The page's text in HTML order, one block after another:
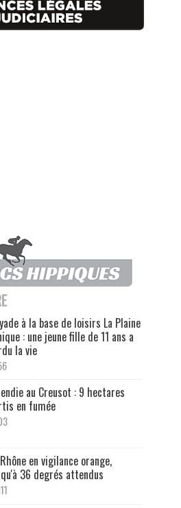
à la base de loisirs La Plaine
: une jeune fille de 11 ans a
la vie
au Creusot : 9 hectares
en fumée
en vigilance orange,
36 degrés attendus